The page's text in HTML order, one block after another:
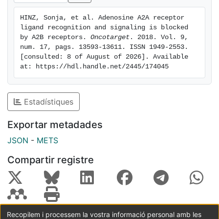
heteromers represent novel pharmacological targets.
HINZ, Sonja, et al. Adenosine A2A receptor
ligand recognition and signaling is blocked
by A2B receptors. Oncotarget . 2018. Vol. 9,
num. 17, pags. 13593-13611. ISSN 1949-2553.
[consulted: 8 of August of 2026]. Available
at: https://hdl.handle.net/2445/174045
Estadístiques
Exportar metadades
JSON - METS
Compartir registre
Recopilem i processem la vostra informació personal amb les